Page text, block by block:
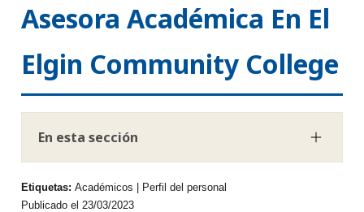
Asesora Académica En El
Elgin Community College
En esta sección
Etiquetas:Académicos | Perfil del personal
Publicado el 23/03/2023